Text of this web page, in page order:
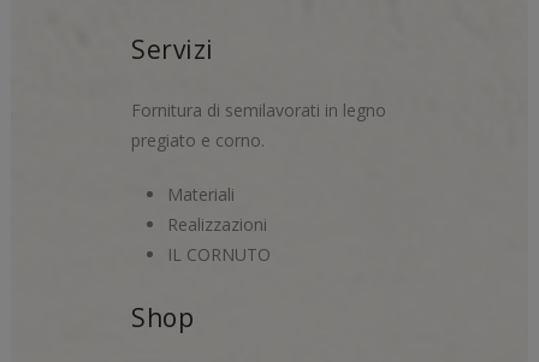
Servizi
Fornitura di semilavorati in legno
pregiato e corno.
Materiali
Realizzazioni
IL CORNUTO
Shop